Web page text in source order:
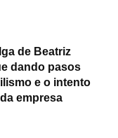
de Beatriz
dando pasos
e o intento
empresa